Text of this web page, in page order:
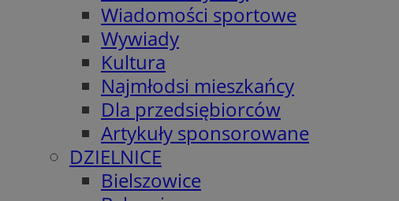
Wiadomości sportowe
Wywiady
Kultura
Najmłodsi mieszkańcy
Dla przedsiębiorców
Artykuły sponsorowane
DZIELNICE
Bielszowice